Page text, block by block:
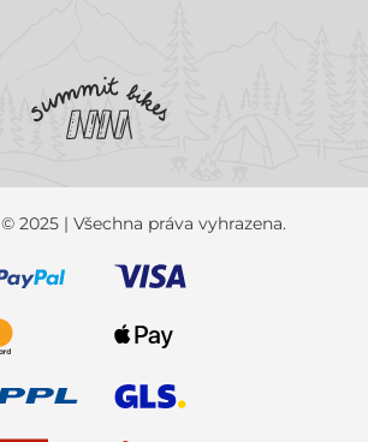
2025 | Všechna práva vyhrazena.